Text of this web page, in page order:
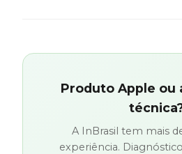
Produto Apple ou
A InBrasil tem mais
experiência.